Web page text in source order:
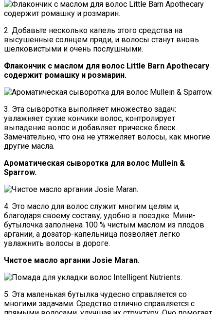
2. Добавьте несколько капель этого средства на
высушенные солнцем пряди, и волосы станут вновь
шелковистыми и очень послушными.
Флакончик с маслом для волос Little Barn Apothecary
содержит ромашку и розмарин.
3. Эта сыворотка выполняет множество задач:
увлажняет сухие кончики волос, контролирует
выпадение волос и добавляет прическе блеск.
Замечательно, что она не утяжеляет волосы, как многие
другие масла.
Ароматическая сыворотка для волос Mullein &
Sparrow.
4. Это масло для волос служит многим целям и,
благодаря своему составу, удобно в поездке. Мини-
бутылочка заполнена 100 % чистым маслом из плодов
аргании, а дозатор-капельница позволяет легко
увлажнить волосы в дороге.
Чистое масло аргании Josie Maran.
5. Эта маленькая бутылка чудесно справляется со
многими задачами. Средство отлично справляется с